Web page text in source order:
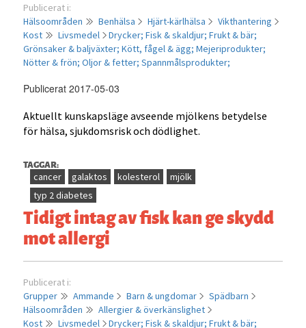
Publicerat i:
Hälsoområden
Benhälsa Hjärt-kärlhälsa
Vikthantering
Kost
Livsmedel Drycker;Fisk & skaldjur;Frukt & bär;
Grönsaker & baljväxter;Kött, fågel & ägg;Mejeriprodukter;
Nötter & frön;Oljor & fetter;Spannmålsprodukter;
Publicerat 2017-05-03
Aktuellt kunskapsläge avseende mjölkens betydelse
för hälsa, sjukdomsrisk och dödlighet.
TAGGAR:
cancer galaktos kolesterol
mjölk
typ 2 diabetes
Tidigt intag av fisk kan ge skydd
mot allergi
Publicerat i:
Grupper
Ammande Barn & ungdomar
Spädbarn
Hälsoområden
Allergier & överkänslighet
Kost
Livsmedel Drycker;Fisk & skaldjur;Frukt & bär;